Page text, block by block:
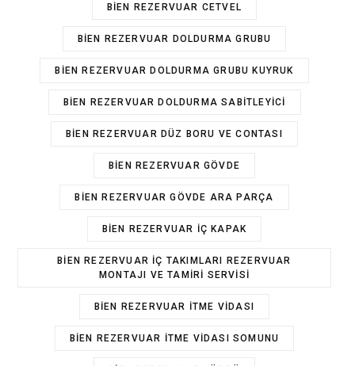
BIEN REZERVUAR CETVEL
BIEN REZERVUAR DOLDURMA GRUBU
BIEN REZERVUAR DOLDURMA GRUBU KUYRUK
BIEN REZERVUAR DOLDURMA SABITLEYICI
BIEN REZERVUAR DÜZ BORU VE CONTASI
BIEN REZERVUAR GÖVDE
BIEN REZERVUAR GÖVDE ARA PARÇA
BIEN REZERVUAR IÇ KAPAK
BIEN REZERVUAR IÇ TAKIMLARI REZERVUAR
MONTAJI VE TAMIRI SERVISI
BIEN REZERVUAR ITME VIDASI
BIEN REZERVUAR ITME VIDASI SOMUNU